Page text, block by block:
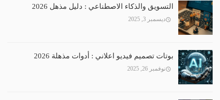
التسويق والذكاء الاصطناعي : دليل مذهل 2026
ديسمبر 3, 2025
بوتات تصميم فيديو اعلاني : أدوات مذهلة 2026
نوفمبر 26, 2025